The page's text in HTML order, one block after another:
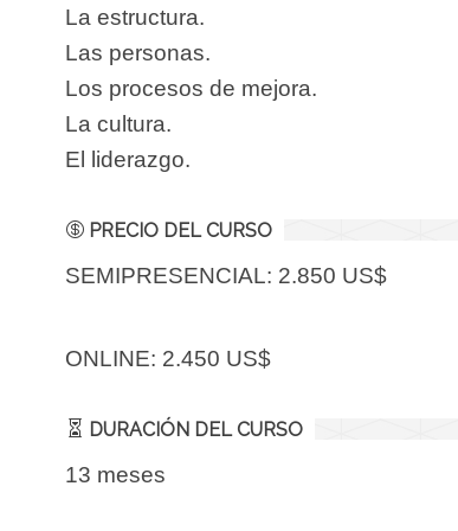
La estructura.
Las personas.
Los procesos de mejora.
La cultura.
El liderazgo.
PRECIO DEL CURSO
SEMIPRESENCIAL: 2.850 US$
ONLINE: 2.450 US$
DURACIÓN DEL CURSO
13 meses